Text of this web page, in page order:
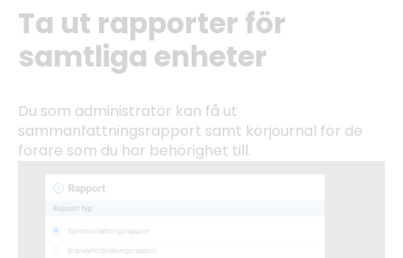
Ta ut rapporter för
samtliga enheter
Du som administratör kan få ut
sammanfattningsrapport samt körjournal för de
förare som du har behörighet till.